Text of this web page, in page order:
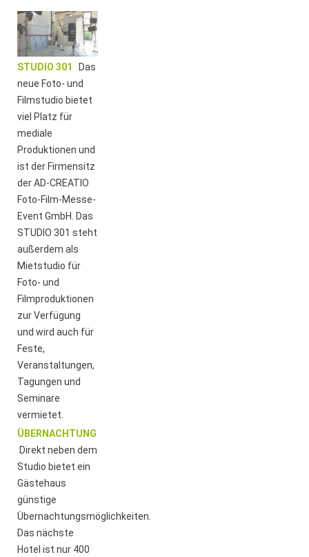
STUDIO 301
Das
neue Foto- und
Filmstudio bietet
viel Platz für
mediale
Produktionen und
ist der Firmensitz
der AD-CREATIO
Foto-Film-Messe-
Event GmbH. Das
STUDIO 301 steht
außerdem als
Mietstudio für
Foto- und
Filmproduktionen
zur Verfügung
und wird auch für
Feste,
Veranstaltungen,
Tagungen und
Seminare
vermietet.
ÜBERNACHTUNG
Direkt neben dem
Studio bietet ein
Gästehaus
günstige
Übernachtungsmöglichkeiten.
Das nächste
Hotel ist nur 400